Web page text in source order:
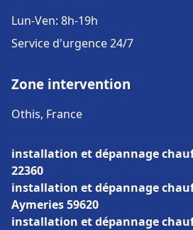
Lun-Ven: 8h-19h
Service d'urgence 24/7
Zone intervention
Othis, France
installation et dépannage
22360
installation et dépannage
Aymeries 59620
installation et dépannage